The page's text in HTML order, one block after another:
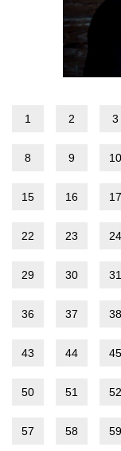
1 2 3
8 9 10
15 16 17
22 23 24
29 30 31
36 37 38
43 44 45
50 51 52
57 58 59